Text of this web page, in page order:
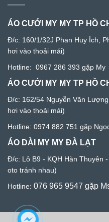
ÁO CƯỚI MY MY TP HỒ
Đ/c: 160/1/32J Phan Huy Ích,
hơi vào thoải mái)
Hotline: 0967 286 393 gặp My
ÁO CƯỚI MY MY TP HỒ
Đ/c: 162/54 Nguyễn Văn
hơi vào thoải mái)
Hotline: 0974 882 751 gặp
ÁO DÀI MY MY ĐÀ LẠT
Đ/c: Lô B9 - KQH Hàn Thuyên
oto tránh nhau)
Hotline: 076 965 9547 gặp